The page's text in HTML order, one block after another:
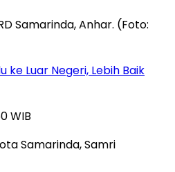
ke Luar Negeri, Lebih Baik
WIB